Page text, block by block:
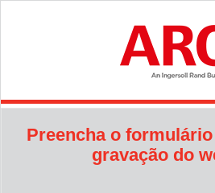
Preencha o
gravação do